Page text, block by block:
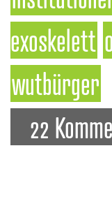
exoskelett
wutbürger
22